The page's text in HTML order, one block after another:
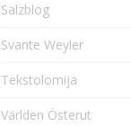
Salzblog
Svante Weyler
Tekstolomija
Världen Österut